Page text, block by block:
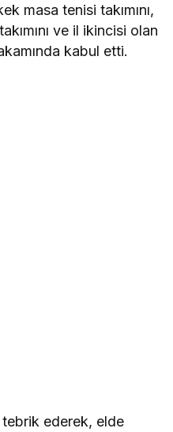
masa tenisi takımını,
ve il ikincisi olan
kabul etti.
tebrik ederek, elde